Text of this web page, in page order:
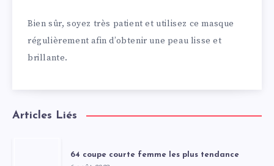
Bien sûr, soyez très patient et utilisez ce masque
régulièrement afin d’obtenir une peau lisse et
brillante.
Articles Liés
64 coupe courte femme les plus tendance